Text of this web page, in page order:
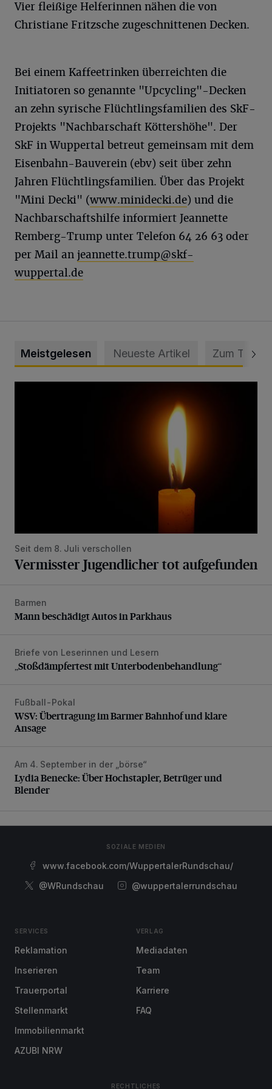
Vier fleißige Helferinnen nähen die von
Christiane Fritzsche zugeschnittenen Decken.
Bei einem Kaffeetrinken überreichten die
Initiatoren so genannte "Upcycling"-Decken
an zehn syrische Flüchtlingsfamilien des SkF-
Projekts "Nachbarschaft Köttershöhe". Der
SkF in Wuppertal betreut gemeinsam mit dem
Eisenbahn-Bauverein (ebv) seit über zehn
Jahren Flüchtlingsfamilien. Über das Projekt
"Mini Decki" (www.minidecki.de) und die
Nachbarschaftshilfe informiert Jeannette
Remberg-Trump unter Telefon 64 26 63 oder
per Mail an jeannette.trump@skf-
wuppertal.de
Meistgelesen Neueste Artikel Zum Thema
Seit dem 8. Juli verschollen
Vermisster Jugendlicher tot aufgefunden
Mann beschädigt Autos in Parkhaus
Barmen
Mann beschädigt Autos in Parkhaus
„Stoßdämpfertest mit Unterbodenbehandlung“
Briefe von Leserinnen und Lesern
„Stoßdämpfertest mit Unterbodenbehandlung“
WSV: Übertragung im Barmer Bahnhof und klare Ansage
Fußball-Pokal
WSV: Übertragung im Barmer Bahnhof und klare
Ansage
Lydia Benecke: Über Hochstapler, Betrüger und Blender
Am 4. September in der „börse“
Lydia Benecke: Über Hochstapler, Betrüger und
Blender
SOZIALE MEDIEN
www.facebook.com/WuppertalerRundschau/
@WRundschau
@wuppertalerrundschau
SERVICES
Reklamation
Inserieren
Trauerportal
Stellenmarkt
Immobilienmarkt
AZUBI NRW
VERLAG
Mediadaten
Team
Karriere
FAQ
RECHTLICHES